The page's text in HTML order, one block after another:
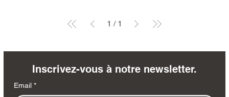
1 / 1
Inscrivez-vous à notre newsletter.
Email *